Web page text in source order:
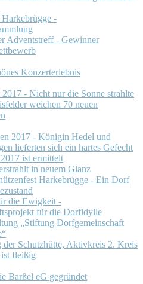
-
Adventstreff - Gewinner
Konzerterlebnis
2017 - Nicht nur die Sonne strahlte
weichen 70 neuen
2017 - Königin Hedel und
lieferten sich ein hartes Gefecht
ist ermittelt
in neuem Glanz
Harkebrügge - Ein Dorf
die Ewigkeit -
für die Dorfidylle
„Stiftung Dorfgemeinschaft
der Schutzhütte, Aktivkreis 2. Kreis
fleißig
Barßel eG gegründet